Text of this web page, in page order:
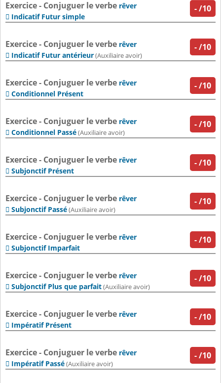
-/10
Exercice - Conjuguer le verbe rêver
 Indicatif Futur simple
-/10
Exercice - Conjuguer le verbe rêver
 Indicatif Futur antérieur(Auxiliaire avoir)
-/10
Exercice - Conjuguer le verbe rêver
 Conditionnel Présent
-/10
Exercice - Conjuguer le verbe rêver
 Conditionnel Passé(Auxiliaire avoir)
-/10
Exercice - Conjuguer le verbe rêver
 Subjonctif Présent
-/10
Exercice - Conjuguer le verbe rêver
 Subjonctif Passé(Auxiliaire avoir)
-/10
Exercice - Conjuguer le verbe rêver
 Subjonctif Imparfait
-/10
Exercice - Conjuguer le verbe rêver
 Subjonctif Plus que parfait(Auxiliaire avoir)
-/10
Exercice - Conjuguer le verbe rêver
 Impératif Présent
-/10
Exercice - Conjuguer le verbe rêver
 Impératif Passé(Auxiliaire avoir)